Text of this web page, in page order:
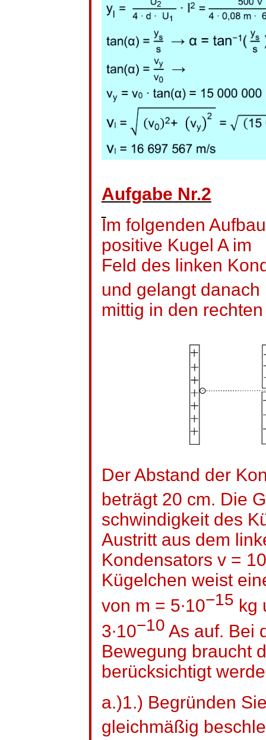
Aufgabe Nr.2
Im folgenden
positive Kugel A im
Feld des linken
und gelangt danach
mittig in den
Der Abstand der
beträgt 20 cm. Die
schwindigkeitdes
Austritt aus dem
Kondensators v =
Kügelchen weist
von m = 5∙10−15 kg
3∙10−10 As auf. Bei
Bewegung braucht
berücksichtigt
a.)1.) Begründen
gleichmäßig